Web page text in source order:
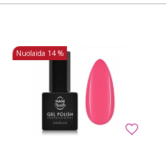
Nuolaida 14 %